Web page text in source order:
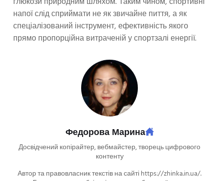
напої слід сприймати не як звичайне пиття, а як
спеціалізований інструмент, ефективність якого
прямо пропорційна витраченій у спортзалі енергії.
Федорова Марина
Досвідчений копірайтер, вебмайстер, творець цифрового
контенту
Автор та правовласник текстів на сайті https://zhinka.in.ua/.